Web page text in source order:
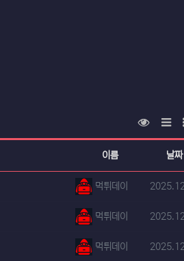
조회순
리스
이름
날짜
등록자먹튀데이 등록일
등록자먹튀데이 등록일
등록자먹튀데이 등록일